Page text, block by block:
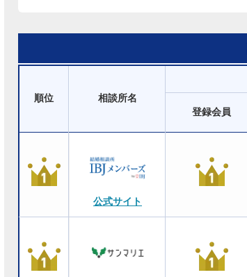
順位 相談所名
登録会員
公式サイト